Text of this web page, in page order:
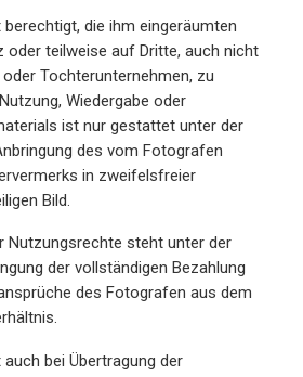
berechtigt, die ihm eingeräumten
oder teilweise auf Dritte, auch nicht
Tochterunternehmen, zu
Wiedergabe oder
ist nur gestattet unter der
des vom Fotografen
in zweifelsfreier
Bild.
Nutzungsrechte steht unter der
der vollständigen Bezahlung
des Fotografen aus dem
bei Übertragung der